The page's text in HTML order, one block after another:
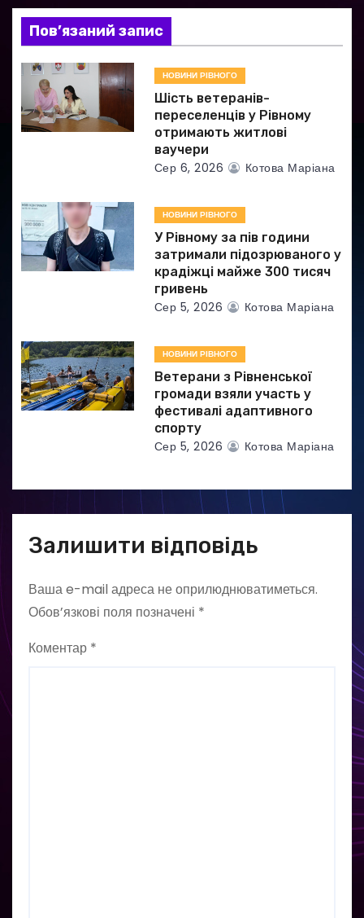
з
а
п
и
в
Пов’язаний запис
НОВИНИ РІВНОГО
Шість ветеранів-
переселенців у Рівному
отримають житлові
ваучери
Сер 6, 2026 Котова Маріана
НОВИНИ РІВНОГО
У Рівному за пів години
затримали підозрюваного у
крадіжці майже 300 тисяч
гривень
Сер 5, 2026 Котова Маріана
НОВИНИ РІВНОГО
Ветерани з Рівненської
громади взяли участь у
фестивалі адаптивного
спорту
Сер 5, 2026 Котова Маріана
Залишити відповідь
Ваша e-mail адреса не оприлюднюватиметься.
Обов’язкові поля позначені *
Коментар *